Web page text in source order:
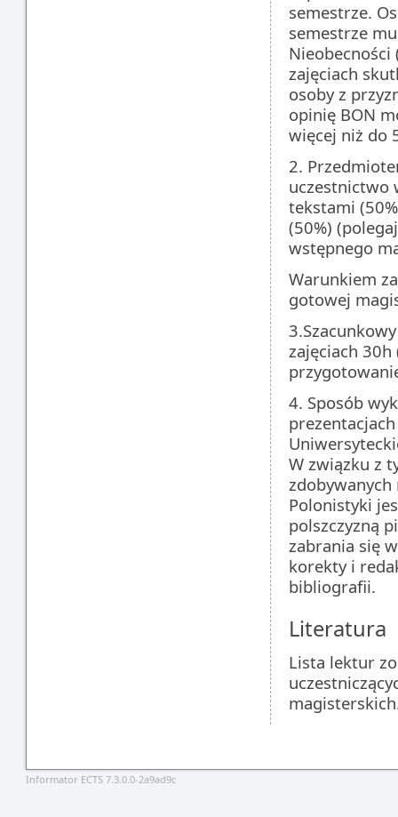
semestrze.
semestrze
zajęciach
osoby z
opinię BON
więcej niż do
2.
uczestnictwo
tekstami
(50%)
wstępnego
Warunkiem
gotowej
zajęciach 30h
4. Sposób
W związku z
Polonistyki
polszczyzną
zabrania się
korekty i
bibliografii.
Literatura
Lista lektur
Informator ECTS 7.3.0.0-2a9ad9c